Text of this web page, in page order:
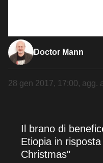
Doctor Mann
28 gen 2017, 17:00, agg.
Il brano di
Etiopia in
Christmas"